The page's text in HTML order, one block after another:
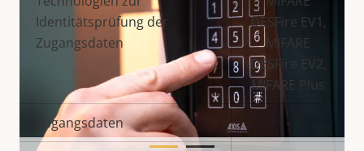
Identitätsprüfung der
Zugangsdaten
DESFire EV1,
MIFARE
DESFire EV2,
MIFARE Plus
Zugangsdaten -